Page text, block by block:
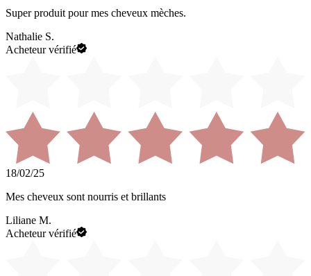
Super produit pour mes cheveux mèches.
Nathalie S.
Acheteur vérifié
18/02/25
Mes cheveux sont nourris et brillants
Liliane M.
Acheteur vérifié